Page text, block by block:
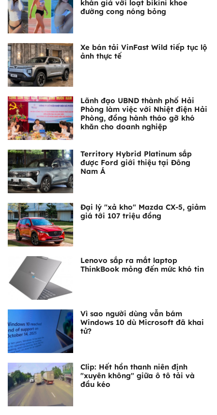
khán giả với loạt bikini khoe
đường cong nóng bỏng
Xe bán tải VinFast Wild tiếp tục lộ
ảnh thực tế
Lãnh đạo UBND thành phố Hải
Phòng làm việc với Nhiệt điện Hải
Phòng, đồng hành tháo gỡ khó
khăn cho doanh nghiệp
Territory Hybrid Platinum sắp
được Ford giới thiệu tại Đông
Nam Á
Đại lý "xả kho" Mazda CX-5, giảm
giá tới 107 triệu đồng
Lenovo sắp ra mắt laptop
ThinkBook mỏng đến mức khó tin
Vì sao người dùng vẫn bám
Windows 10 dù Microsoft đã khai
tử?
Clip: Hết hồn thanh niên định
"xuyên không" giữa ô tô tải và
đầu kéo